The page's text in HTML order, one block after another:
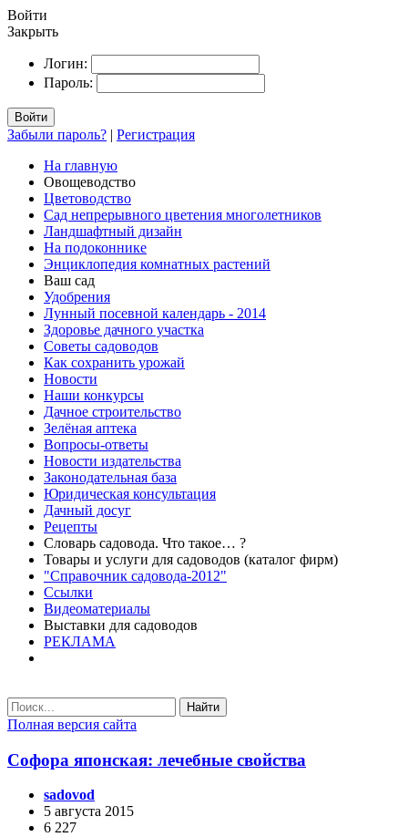
Войти
Закрыть
Логин:
Пароль:
Войти
Забыли пароль? | Регистрация
На главную
Овощеводство
Цветоводство
Сад непрерывного цветения многолетников
Ландшафтный дизайн
На подоконнике
Энциклопедия комнатных растений
Ваш сад
Удобрения
Лунный посевной календарь - 2014
Здоровье дачного участка
Советы садоводов
Как сохранить урожай
Новости
Наши конкурсы
Дачное строительство
Зелёная аптека
Вопросы-ответы
Новости издательства
Законодательная база
Юридическая консультация
Дачный досуг
Рецепты
Словарь садовода. Что такое… ?
Товары и услуги для садоводов (каталог фирм)
"Справочник садовода-2012"
Ссылки
Видеоматериалы
Выставки для садоводов
РЕКЛАМА
Найти
Полная версия сайта
Софора японская: лечебные свойства
sadovod
5 августа 2015
6 227